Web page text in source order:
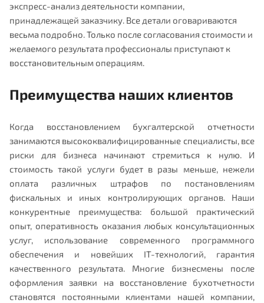
экспресс-анализ деятельности компании,
принадлежащей заказчику. Все детали оговариваются
весьма подробно. Только после согласования стоимости и
желаемого результата профессионалы приступают к
восстановительным операциям.
Преимущества наших клиентов
Когда восстановлением бухгалтерской отчетности
занимаются высококвалифицированные специалисты, все
риски для бизнеса начинают стремиться к нулю. И
стоимость такой услуги будет в разы меньше, нежели
оплата различных штрафов по постановлениям
фискальных и иных контролирующих органов. Наши
конкурентные преимущества: большой практический
опыт, оперативность оказания любых консультационных
услуг, использование современного программного
обеспечения и новейших IT-технологий, гарантия
качественного результата. Многие бизнесмены после
оформления заявки на восстановление бухотчетности
становятся постоянными клиентами нашей компании,